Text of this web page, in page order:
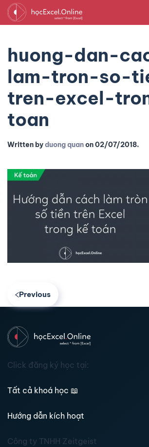
huong-dan-
lam-tron-so-
tren-excel-
toan
Written byduong quanon02/07/2018.
Previous
Click đăng ký học tại:
Tất cả khoá học 📖
Hướng dẫn kích hoạt
Công ty TNHH Zeitgeist